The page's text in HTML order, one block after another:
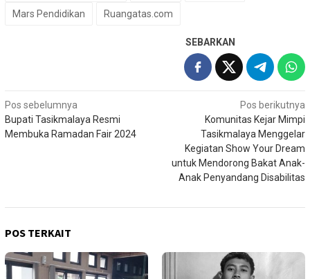
Mars Pendidikan Ruangatas.com
SEBARKAN
Navigasi
pos
Pos sebelumnya
Bupati Tasikmalaya Resmi
Membuka Ramadan Fair 2024
Pos berikutnya
Komunitas Kejar Mimpi
Tasikmalaya Menggelar
Kegiatan Show Your Dream
untuk Mendorong Bakat Anak-
Anak Penyandang Disabilitas
POS TERKAIT